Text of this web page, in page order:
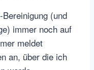
(und
immer noch auf
meldet
an, über die ich